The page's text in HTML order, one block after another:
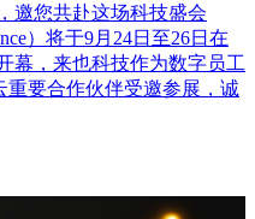
邀您共赴这场科技盛会
）将于9月24日至26日在
幕，来也科技作为数字员工
重要合作伙伴受邀参展，诚